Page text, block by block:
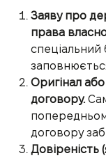
Заяву про
права
спеціальний
Оригінал або
договору.
договору
Довіреність